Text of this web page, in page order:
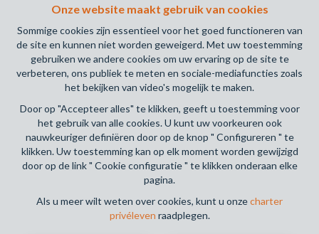
Onze website maakt gebruik van cookies
Sommige cookies zijn essentieel voor het goed functioneren van
de site en kunnen niet worden geweigerd. Met uw toestemming
gebruiken we andere cookies om uw ervaring op de site te
verbeteren, ons publiek te meten en sociale-mediafuncties zoals
het bekijken van video's mogelijk te maken.
Door op "Accepteer alles" te klikken, geeft u toestemming voor
het gebruik van alle cookies. U kunt uw voorkeuren ook
nauwkeuriger definiëren door op de knop " Configureren " te
klikken. Uw toestemming kan op elk moment worden gewijzigd
door op de link " Cookie configuratie " te klikken onderaan elke
pagina.
Als u meer wilt weten over cookies, kunt u onzecharter
privéleven raadplegen.
(+32 2 505 38 50 - info@biv.be) -www.biv.be-
Deontologische code
BA en borgstelling via NV AXA Belgium, Troonplein 1, 1000
Brussel (polisnr. 730.390.160) Dekking geldt voor
activiteiten die in België worden uitgevoerd
Algemene gebruiksvoorwaarden van de website
Charter privéleven
Cookie configuratie